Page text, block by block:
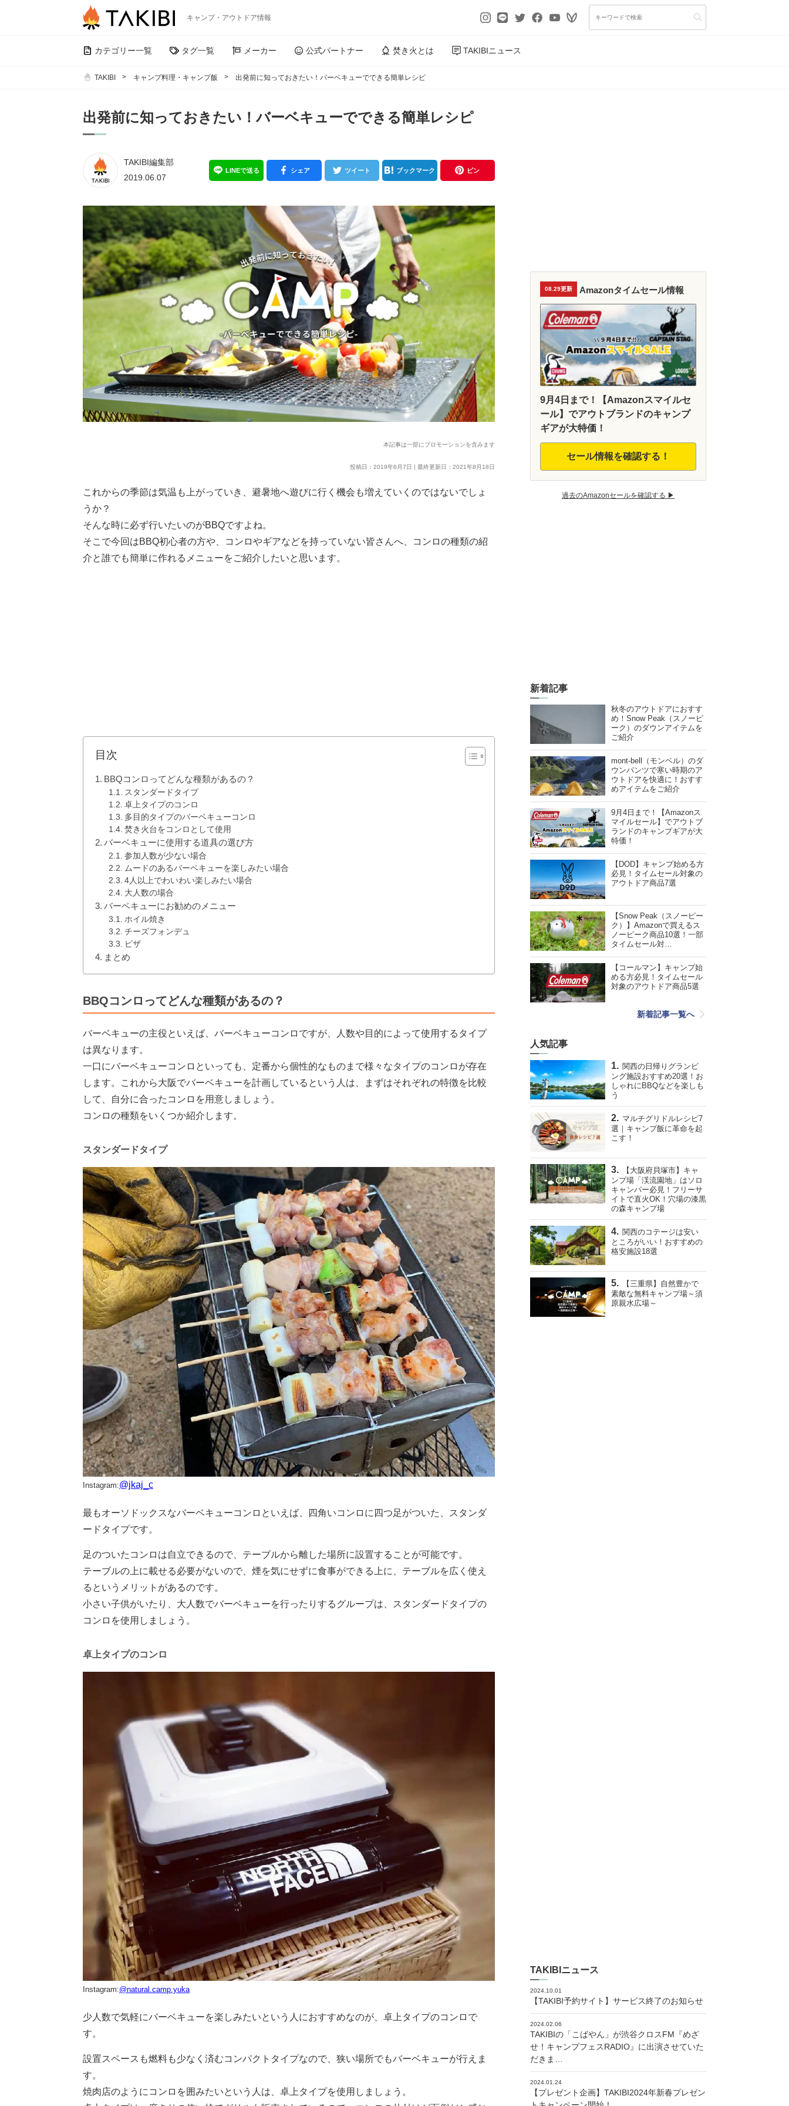
キャンプ・アウトドア情報
カテゴリー一覧 タグ一覧 メーカー 公式パートナー 焚き火とは TAKIBIニュース
TAKIBI キャンプ料理・キャンプ飯 出発前に知っておきたい！バーベキューでできる簡単レシピ
出発前に知っておきたい！バーベキューでできる簡単レシピ
TAKIBI編集部
2019.06.07
LINEで送る シェア ツイート ブックマーク ピン
本記事は一部にプロモーションを含みます
投稿日：2019年6月7日 | 最終更新日：2021年8月18日
これからの季節は気温も上がっていき、避暑地へ遊びに行く機会も増えていくのではないでしょ
うか？
そんな時に必ず行いたいのがBBQですよね。
そこで今回はBBQ初心者の方や、コンロやギアなどを持っていない皆さんへ、コンロの種類の紹
介と誰でも簡単に作れるメニューをご紹介したいと思います。
目次
BBQコンロってどんな種類があるの？
スタンダードタイプ
卓上タイプのコンロ
多目的タイプのバーベキューコンロ
焚き火台をコンロとして使用
バーベキューに使用する道具の選び方
参加人数が少ない場合
ムードのあるバーベキューを楽しみたい場合
4人以上でわいわい楽しみたい場合
大人数の場合
バーベキューにお勧めのメニュー
ホイル焼き
チーズフォンデュ
ピザ
まとめ
BBQコンロってどんな種類があるの？
バーベキューの主役といえば、バーベキューコンロですが、人数や目的によって使用するタイプ
は異なります。
一口にバーベキューコンロといっても、定番から個性的なものまで様々なタイプのコンロが存在
します。これから大阪でバーベキューを計画しているという人は、まずはそれぞれの特徴を比較
して、自分に合ったコンロを用意しましょう。
コンロの種類をいくつか紹介します。
スタンダードタイプ
Instagram:@jkaj_c
最もオーソドックスなバーベキューコンロといえば、四角いコンロに四つ足がついた、スタンダ
ードタイプです。
足のついたコンロは自立できるので、テーブルから離した場所に設置することが可能です。
テーブルの上に載せる必要がないので、煙を気にせずに食事ができる上に、テーブルを広く使え
るというメリットがあるのです。
小さい子供がいたり、大人数でバーベキューを行ったりするグループは、スタンダードタイプの
コンロを使用しましょう。
卓上タイプのコンロ
Instagram:@natural.camp.yuka
少人数で気軽にバーベキューを楽しみたいという人におすすめなのが、卓上タイプのコンロで
す。
設置スペースも燃料も少なく済むコンパクトタイプなので、狭い場所でもバーベキューが行えま
す。
焼肉店のようにコンロを囲みたいという人は、卓上タイプを使用しましょう。
08.29更新 Amazonタイムセール情報
9月4日まで！【Amazonスマイルセ
ール】でアウトブランドのキャンプ
ギアが大特価！
セール情報を確認する！
過去のAmazonセールを確認する ▶︎
新着記事
秋冬のアウトドアにおすす
め！Snow Peak（スノーピ
ーク）のダウンアイテムを
ご紹介
mont-bell（モンベル）のダ
ウンパンツで寒い時期のア
ウトドアを快適に！おすす
めアイテムをご紹介
9月4日まで！【Amazonス
マイルセール】でアウトブ
ランドのキャンプギアが大
特価！
【DOD】キャンプ始める方
必見！タイムセール対象の
アウトドア商品7選
【Snow Peak（スノーピー
ク）】Amazonで買えるス
ノーピーク商品10選！一部
タイムセール対…
【コールマン】キャンプ始
める方必見！タイムセール
対象のアウトドア商品5選
新着記事一覧へ
人気記事
関西の日帰りグランピ
ング施設おすすめ20選！お
しゃれにBBQなどを楽しも
う
マルチグリドルレシピ7
選｜キャンプ飯に革命を起
こす！
【大阪府貝塚市】キャ
ンプ場「渓流園地」はソロ
キャンパー必見！フリーサ
イトで直火OK！穴場の漆黒
の森キャンプ場
関西のコテージは安い
ところがいい！おすすめの
格安施設18選
【三重県】自然豊かで
素敵な無料キャンプ場～須
原親水広場～
TAKIBIニュース
2024.10.01
【TAKIBI予約サイト】サービス終了のお知らせ
2024.02.06
TAKIBIの「こばやん」が渋谷クロスFM『めざ
せ！キャンプフェスRADIO』に出演させていた
だきま…
2024.01.24
【プレゼント企画】TAKIBI2024年新春プレゼン